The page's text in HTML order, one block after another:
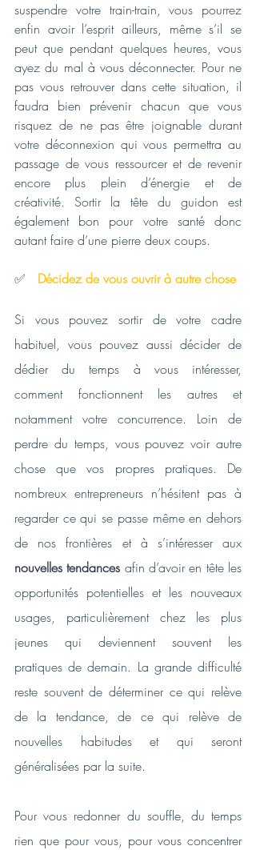
suspendre votre train-train, vous pourrez
enfin avoir l’esprit ailleurs, même s’il se
peut que pendant quelques heures, vous
ayez du mal à vous déconnecter. Pour ne
pas vous retrouver dans cette situation, il
faudra bien prévenir chacun que vous
risquez de ne pas être joignable durant
votre déconnexion qui vous permettra au
passage de vous ressourcer et de revenir
encore plus plein d’énergie et de
créativité. Sortir la tête du guidon est
également bon pour votre santé donc
autant faire d’une pierre deux coups.
✅ Décidez de vous ouvrir à autre chose
Si vous pouvez sortir de votre cadre
habituel, vous pouvez aussi décider de
dédier du temps à vous intéresser,
comment fonctionnent les autres et
notamment votre concurrence. Loin de
perdre du temps, vous pouvez voir autre
chose que vos propres pratiques. De
nombreux entrepreneurs n’hésitent pas à
regarder ce qui se passe même en dehors
de nos frontières et à s’intéresser aux
nouvelles tendances afin d’avoir en tête les
opportunités potentielles et les nouveaux
usages, particulièrement chez les plus
jeunes qui deviennent souvent les
pratiques de demain. La grande difficulté
reste souvent de déterminer ce qui relève
de la tendance, de ce qui relève de
nouvelles habitudes et qui seront
généralisées par la suite.
Pour vous redonner du souffle, du temps
rien que pour vous, pour vous concentrer